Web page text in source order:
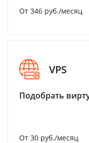
От 346 руб./месяц
VPS
Подобрать
От 30 руб./месяц